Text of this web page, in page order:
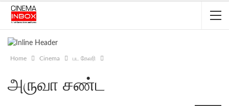
Home Cinema பட கேலரி
அருவா சண்ட